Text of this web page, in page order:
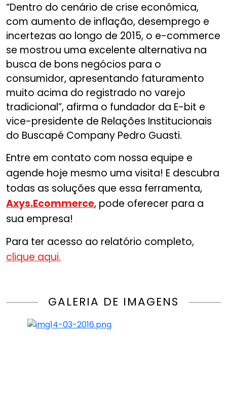
“Dentro do cenário de crise econômica,
com aumento de inflação, desemprego e
incertezas ao longo de 2015, o e-commerce
se mostrou uma excelente alternativa na
busca de bons negócios para o
consumidor, apresentando faturamento
muito acima do registrado no varejo
tradicional”, afirma o fundador da E-bit e
vice-presidente de Relações Institucionais
do Buscapé Company Pedro Guasti.
Entre em contato com nossa equipe e
agende hoje mesmo uma visita! E descubra
todas as soluções que essa ferramenta,
Axys.Ecommerce, pode oferecer para a
sua empresa!
Para ter acesso ao relatório completo,
clique aqui.
GALERIA DE IMAGENS